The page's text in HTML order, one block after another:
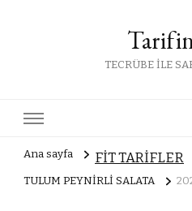
TECRÜBE İLE
Ana sayfa FİT TARİFLER
TULUM PEYNİRLİ SALATA